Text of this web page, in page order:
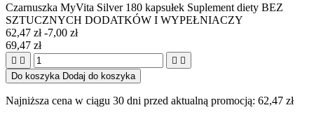
Czarnuszka MyVita Silver 180 kapsułek Suplement diety BEZ
SZTUCZNYCH DODATKÓW I WYPEŁNIACZY
62,47 zł-7,00 zł
69,47 zł
   
Do koszyka Dodaj do koszyka
Najniższa cena w ciągu 30 dni przed aktualną promocją: 62,47 zł